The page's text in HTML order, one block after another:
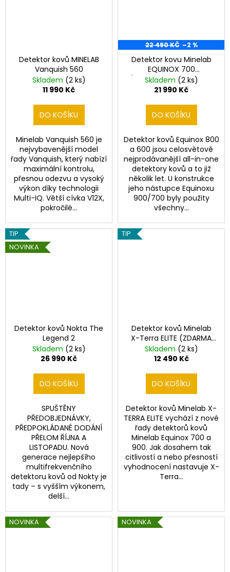
Detektor kovů MINELAB
Vanquish 560
Skladem (2 ks)
11 990 Kč
DO KOŠÍKU
Minelab Vanquish 560 je
nejvybavenější model
řady Vanquish, který nabízí
maximální kontrolu,
přesnou odezvu a vysoký
výkon díky technologii
Multi-IQ. Větší cívka V12X,
pokročilé...
22 490 KČ –2 %
Detektor kovu Minelab
EQUINOX 700
(dohledávačka Minelab
PRO-FIND 40 ZDARMA)
Skladem (2 ks)
21 990 Kč
DO KOŠÍKU
Detektor kovů Equinox 800
a 600 jsou celosvětově
nejprodávanější all-in-one
detektory kovů a to již
několik let. U konstrukce
jeho nástupce Equinoxu
900/700 byly použity
všechny...
TIP
NOVINKA
Detektor kovů Nokta The
Legend 2
Skladem (2 ks)
26 990 Kč
DO KOŠÍKU
SPUŠTĚNY
PŘEDOBJEDNÁVKY,
PŘEDPOKLÁDANÉ DODÁNÍ
PŘELOM ŘÍJNA A
LISTOPADU. Nová
generace nejlepšího
multifrekvenčního
detektoru kovů od Nokty je
tady – s vyšším výkonem,
delší...
TIP
Detektor kovů Minelab
X-Terra ELITE (ZDARMA
Dohledávačka PRO-
FIND40)
Skladem (2 ks)
12 490 Kč
DO KOŠÍKU
Detektor kovů Minelab X-
TERRA ELITE vychází z nové
řady detektorů kovů
Minelab Equinox 700 a
900. Jak dosahem tak
citlivostí a nebo přesností
vyhodnocení nastavuje X-
Terra...
NOVINKA NOVINKA